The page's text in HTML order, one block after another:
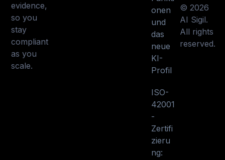
evidence,
so you
stay
compliant
as you
scale.
onen
und
das
neue
KI-
Profil
ISO-
42001
-
Zertifi
zieru
ng:
© 2026
AI Sigil.
All rights
reserved.